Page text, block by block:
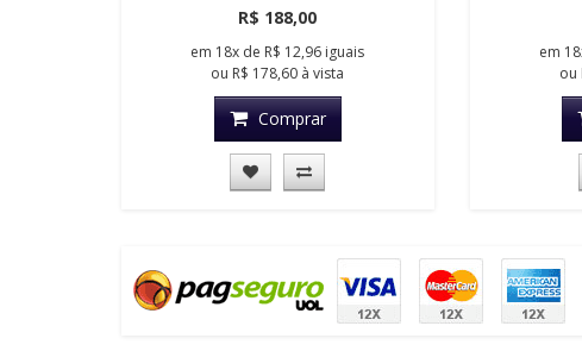
R$ 188,00
em 18x de R$ 12,96 iguais
ou R$ 178,60 à vista
Comprar
em
ou